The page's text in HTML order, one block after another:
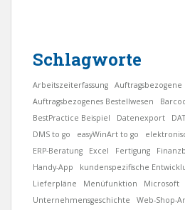
Schlagworte
Arbeitszeiterfassung
Auftragsbezogene
Auftragsbezogenes Bestellwesen
BestPractice Beispiel
Datenexport
DMS to go
easyWinArt to go
ERP-Beratung
Excel Fertigung
Handy-App
kundenspezifische
Lieferpläne
Menüfunktion Microsoft
Unternehmensgeschichte
Web-Shop-